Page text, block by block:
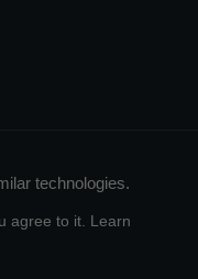
technologies.
agree to it. Learn